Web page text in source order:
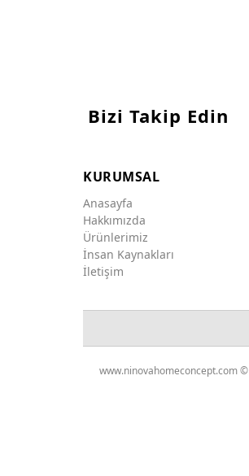
Bizi Takip Edin
KURUMSAL
Anasayfa
Hakkımızda
Ürünlerimiz
İnsan Kaynakları
İletişim
www.ninovahomeconcept.com ©